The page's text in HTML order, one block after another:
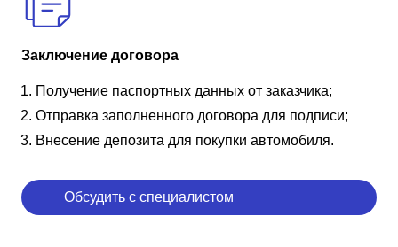
Заключение договора
Получение паспортных данных от заказчика;
Отправка заполненного договора для подписи;
Внесение депозита для покупки автомобиля.
Обсудить с специалистом